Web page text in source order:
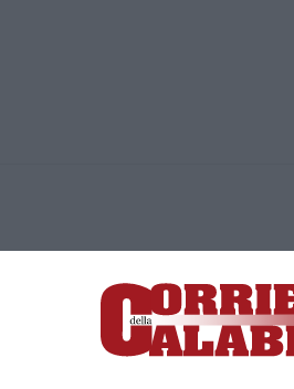
Lamezia Terme (CZ)
responsabile Paola Militano |Privacy